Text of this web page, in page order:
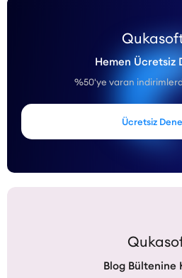
Hemen Ücretsiz
%50'ye varan
Ücretsiz
Blog Bültenine